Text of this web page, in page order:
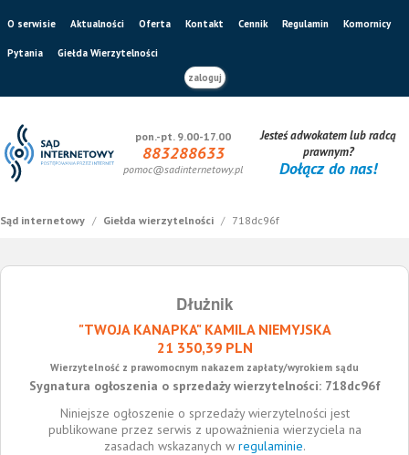
O serwisie Aktualności Oferta Kontakt Cennik Regulamin Komornicy
Pytania
Giełda Wierzytelności
zaloguj
pon.-pt. 9.00-17.00
883288633
pomoc@sadinternetowy.pl
Jesteś adwokatem lub radcą
prawnym?
Dołącz do nas!
Sąd internetowy / Giełda wierzytelności / 718dc96f
Dłużnik
"TWOJA KANAPKA" KAMILA NIEMYJSKA
21 350,39 PLN
Wierzytelność z prawomocnym nakazem zapłaty/wyrokiem sądu
Sygnatura ogłoszenia o sprzedaży wierzytelności: 718dc96f
Niniejsze ogłoszenie o sprzedaży wierzytelności jest
publikowane przez serwis z upoważnienia wierzyciela na
zasadach wskazanych w regulaminie.